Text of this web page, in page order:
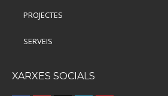
PROJECTES
SERVEIS
XARXES SOCIALS